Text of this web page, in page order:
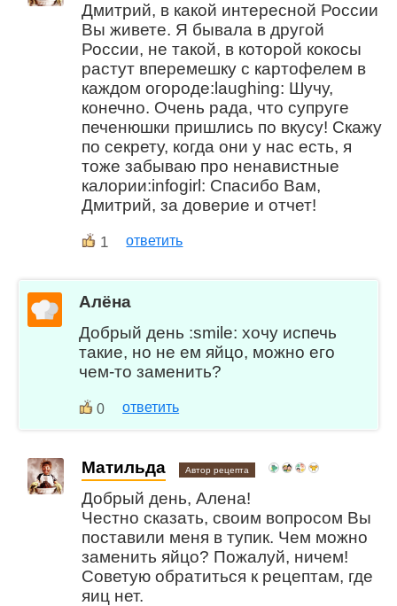
Дмитрий, в какой интересной России
Вы живете. Я бывала в другой
России, не такой, в которой кокосы
растут вперемешку с картофелем в
каждом огороде:laughing: Шучу,
конечно. Очень рада, что супруге
печенюшки пришлись по вкусу! Скажу
по секрету, когда они у нас есть, я
тоже забываю про ненавистные
калории:infogirl: Спасибо Вам,
Дмитрий, за доверие и отчет!
1 ответить
Алёна
Добрый день :smile: хочу испечь
такие, но не ем яйцо, можно его
чем-то заменить?
0 ответить
Матильда Автор рецепта
Добрый день, Алена!
Честно сказать, своим вопросом Вы
поставили меня в тупик. Чем можно
заменить яйцо? Пожалуй, ничем!
Советую обратиться к рецептам, где
яиц нет.